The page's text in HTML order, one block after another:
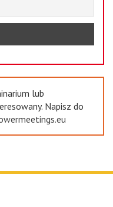
lub
Napisz do